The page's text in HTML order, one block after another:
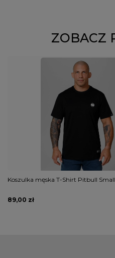
ZOBACZ
Koszulka męska T-Shirt Pitbull
89,00 zł